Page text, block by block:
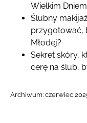
Wielkim Dniem
Ślubny
przygotować,
Młodej?
Sekret skóry,
cerę na ślub,
Archiwum: czerwiec